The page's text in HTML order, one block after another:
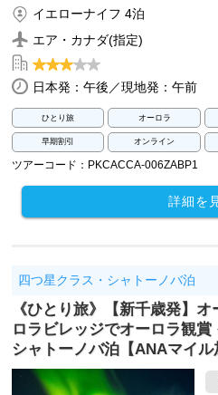
イエローナイフ 4泊
エア・カナダ(指定)
日本発：午後／現地発：午前
ひとり旅 オーロラ
早期割引 オンライン
ツアーコード：PKCACCA-006ZABP1
詳細を
四つ星クラス・シャトーノバ泊
《ひとり旅》【新千歳発】
ロラビレッジでオーロラ観
シャトーノバ泊【ANAマイ